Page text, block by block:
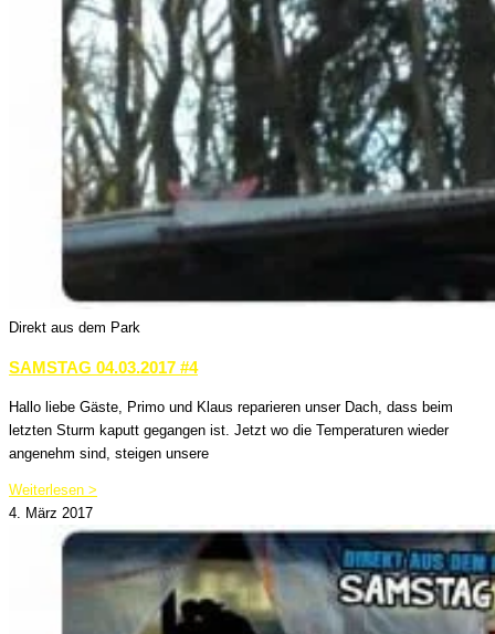
Direkt aus dem Park
SAMSTAG 04.03.2017 #4
Hallo liebe Gäste, Primo und Klaus reparieren unser Dach, dass beim
letzten Sturm kaputt gegangen ist. Jetzt wo die Temperaturen wieder
angenehm sind, steigen unsere
Weiterlesen >
4. März 2017